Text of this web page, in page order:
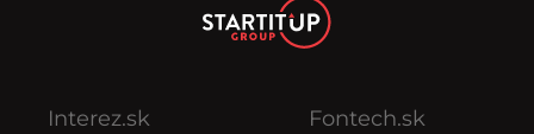
Interez.sk
Fontech.sk